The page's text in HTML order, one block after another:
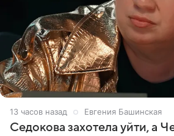
13 часов назад Евгения Башинская
Седокова захотела уйти, а